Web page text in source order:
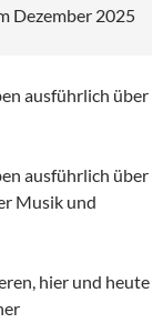
Dezember 2025
ausführlich über
ausführlich über
Musik und
hier und heute